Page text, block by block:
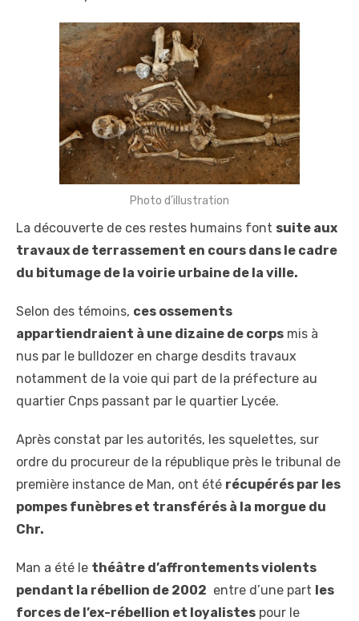
Photo d’illustration
La découverte de ces restes humains font suite aux
travaux de terrassement en cours dans le cadre
du bitumage de la voirie urbaine de la ville.
Selon des témoins, ces ossements
appartiendraient à une dizaine de corps mis à
nus par le bulldozer en charge desdits travaux
notamment de la voie qui part de la préfecture au
quartier Cnps passant par le quartier Lycée.
Après constat par les autorités, les squelettes, sur
ordre du procureur de la république près le tribunal de
première instance de Man, ont été récupérés par les
pompes funèbres et transférés à la morgue du
Chr.
Man a été le théâtre d’affrontements violents
pendant la rébellion de 2002 entre d’une part les
forces de l’ex-rébellion et loyalistes pour le